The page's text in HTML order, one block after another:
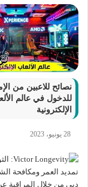
نصائح للاعبين من
للدخول في عالم
الإلكترونية
28 يونيو، 2023